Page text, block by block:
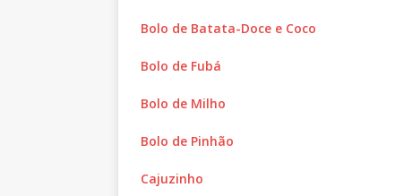
Bolo de Batata-Doce e Coco
Bolo de Fubá
Bolo de Milho
Bolo de Pinhão
Cajuzinho